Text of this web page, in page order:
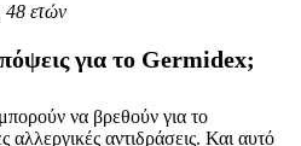
48 ετών
για το Germidex;
να βρεθούν για το
αλλεργικές αντιδράσεις. Και αυτό